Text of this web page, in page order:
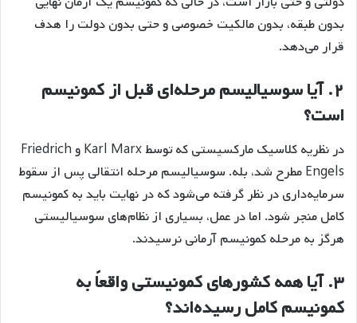
بدون طبقه، بدون مالکیت خصوصی و حتی بدون دولت را هدف
قرار می‌دهد.
۲. آیا سوسیالیسم مرحله‌ای قبل از کمونیسم
است؟
در نظریه کلاسیک مارکسیستی که توسط Karl Marx و Friedrich
Engels مطرح شد، بله. سوسیالیسم مرحله انتقالی پس از سقوط
سرمایه‌داری در نظر گرفته می‌شود که در نهایت باید به کمونیسم
کامل منجر شود. اما در عمل، بسیاری از نظام‌های سوسیالیستی
هرگز به مرحله کمونیسم آرمانی نرسیدند.
۳. آیا همه کشورهای کمونیستی واقعاً به
کمونیسم کامل رسیده‌اند؟